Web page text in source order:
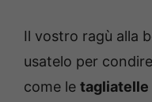
Il vostro ragù alla
usatelo per
come le tagliatelle